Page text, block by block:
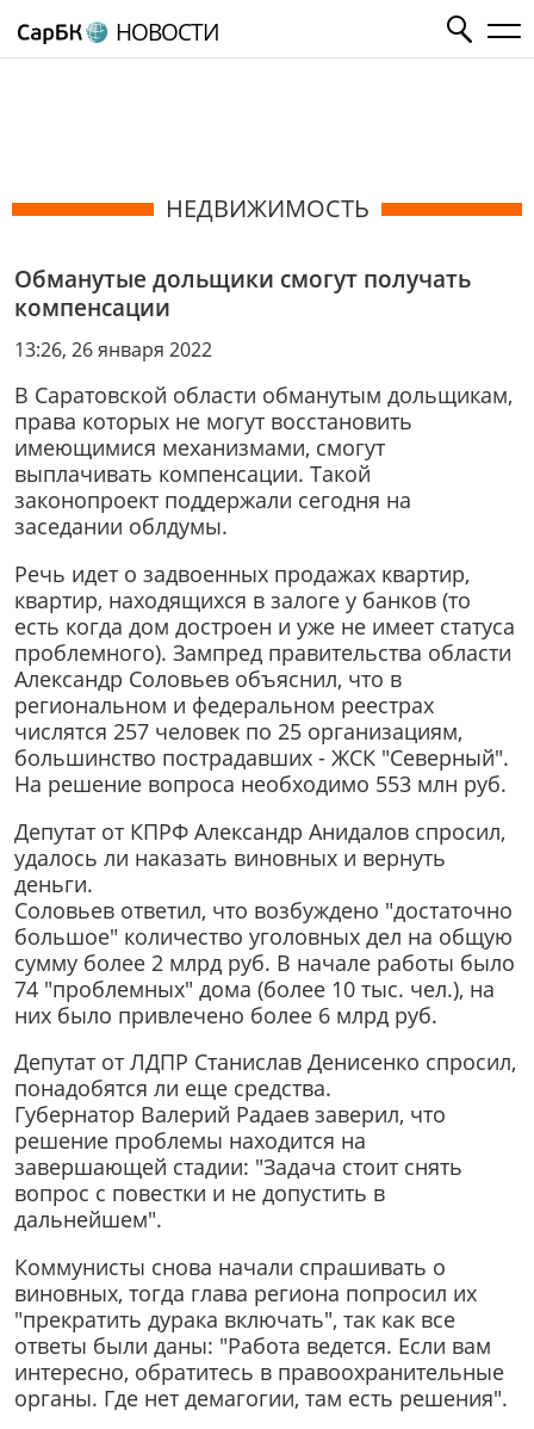
НОВОСТИ
НЕДВИЖИМОСТЬ
Обманутые дольщики смогут получать
компенсации
13:26, 26 января 2022
В Саратовской области обманутым дольщикам,
права которых не могут восстановить
имеющимися механизмами, смогут
выплачивать компенсации. Такой
законопроект поддержали сегодня на
заседании облдумы.
Речь идет о задвоенных продажах квартир,
квартир, находящихся в залоге у банков (то
есть когда дом достроен и уже не имеет статуса
проблемного). Зампред правительства области
Александр Соловьев объяснил, что в
региональном и федеральном реестрах
числятся 257 человек по 25 организациям,
большинство пострадавших - ЖСК "Северный".
На решение вопроса необходимо 553 млн руб.
Депутат от КПРФ Александр Анидалов спросил,
удалось ли наказать виновных и вернуть
деньги.
Соловьев ответил, что возбуждено "достаточно
большое" количество уголовных дел на общую
сумму более 2 млрд руб. В начале работы было
74 "проблемных" дома (более 10 тыс. чел.), на
них было привлечено более 6 млрд руб.
Депутат от ЛДПР Станислав Денисенко спросил,
понадобятся ли еще средства.
Губернатор Валерий Радаев заверил, что
решение проблемы находится на
завершающей стадии: "Задача стоит снять
вопрос с повестки и не допустить в
дальнейшем".
Коммунисты снова начали спрашивать о
виновных, тогда глава региона попросил их
"прекратить дурака включать", так как все
ответы были даны: "Работа ведется. Если вам
интересно, обратитесь в правоохранительные
органы. Где нет демагогии, там есть решения".